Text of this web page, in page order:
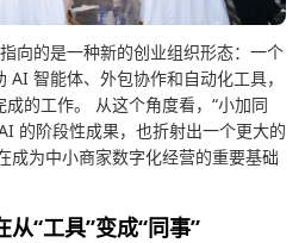
向的是一种新的创业组织形态：一个
AI 智能体、外包协作和自动化工具，
的工作。 从这个角度看，“小加同
的阶段性成果，也折射出一个更大的
成为中小商家数字化经营的重要基础
“工具”变成“同事”